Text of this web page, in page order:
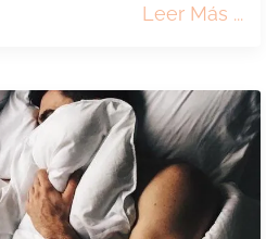
Leer Más
Si
Tu
Se